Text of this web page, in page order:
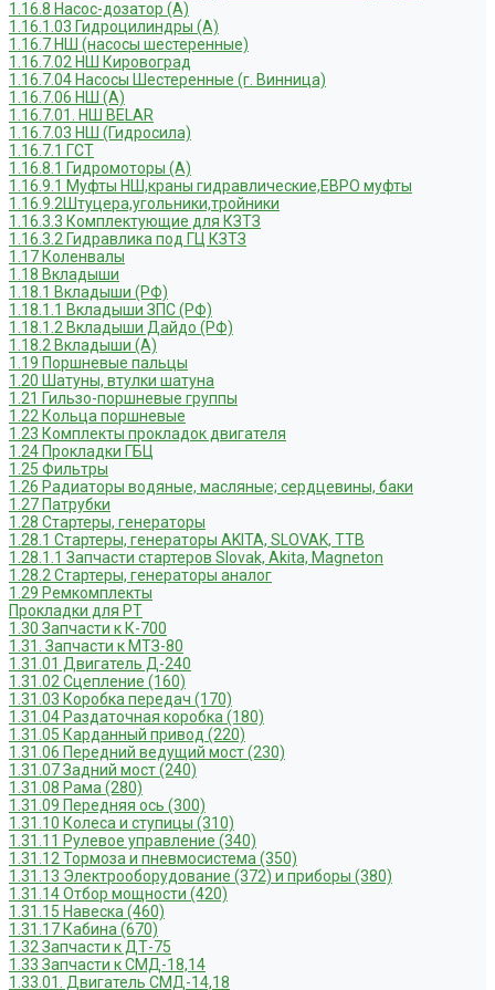
1.16.8 Насос-дозатор (А)
1.16.1.03 Гидроцилиндры (А)
1.16.7 НШ (насосы шестеренные)
1.16.7.02 НШ Кировоград
1.16.7.04 Насосы Шестеренные (г. Винница)
1.16.7.06 НШ (А)
1.16.7.01. НШ BELAR
1.16.7.03 НШ (Гидросила)
1.16.7.1 ГСТ
1.16.8.1 Гидромоторы (А)
1.16.9.1 Муфты НШ,краны гидравлические,ЕВРО муфты
1.16.9.2Штуцера,угольники,тройники
1.16.3.3 Комплектующие для КЗТЗ
1.16.3.2 Гидравлика под ГЦ КЗТЗ
1.17 Коленвалы
1.18 Вкладыши
1.18.1 Вкладыши (РФ)
1.18.1.1 Вкладыши ЗПС (РФ)
1.18.1.2 Вкладыши Дайдо (РФ)
1.18.2 Вкладыши (А)
1.19 Поршневые пальцы
1.20 Шатуны, втулки шатуна
1.21 Гильзо-поршневые группы
1.22 Кольца поршневые
1.23 Комплекты прокладок двигателя
1.24 Прокладки ГБЦ
1.25 Фильтры
1.26 Радиаторы водяные, масляные; сердцевины, баки
1.27 Патрубки
1.28 Стартеры, генераторы
1.28.1 Стартеры, генераторы AKITA, SLOVAK, ТТВ
1.28.1.1 Запчасти стартеров Slovak, Akita, Magneton
1.28.2 Стартеры, генераторы аналог
1.29 Ремкомплекты
Прокладки для РТ
1.30 Запчасти к К-700
1.31. Запчасти к МТЗ-80
1.31.01 Двигатель Д-240
1.31.02 Сцепление (160)
1.31.03 Коробка передач (170)
1.31.04 Раздаточная коробка (180)
1.31.05 Карданный привод (220)
1.31.06 Передний ведущий мост (230)
1.31.07 Задний мост (240)
1.31.08 Рама (280)
1.31.09 Передняя ось (300)
1.31.10 Колеса и ступицы (310)
1.31.11 Рулевое управление (340)
1.31.12 Тормоза и пневмосистема (350)
1.31.13 Электрооборудование (372) и приборы (380)
1.31.14 Отбор мощности (420)
1.31.15 Навеска (460)
1.31.17 Кабина (670)
1.32 Запчасти к ДТ-75
1.33 Запчасти к СМД-18,14
1.33.01. Двигатель СМД-14,18